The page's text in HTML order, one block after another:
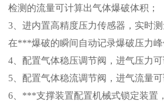
检测的流量可计算出气体爆破体积 ；
3、 进内置高精度压力传感器，实时
在***爆破的瞬间自动记录爆破压力峰
4、 配置气体稳压调节阀，进气压力
5、 配置气体稳流调节阀，进气流量可
6、 ***支撑装置配置机械式锁定装置